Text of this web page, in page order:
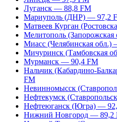
Луганск — 88,8 FM
Мариуполь (ДНР) — 97,2
Матвеев Курган
Мелитополь
Миасс (Челябинская обл.)
Мичуринск (Тамбовская
Мурманск — 90,4 FM
Нальчик (Кабардино-
FM
Невинномысск
Нефтекумск
Нефтеюганск (Югра) —
Нижний Новгород — 89,2